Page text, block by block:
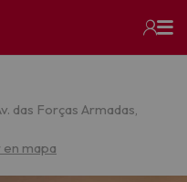
das Forças Armadas,
en mapa